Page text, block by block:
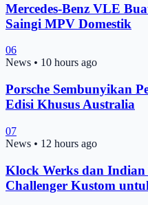
Mercedes-Benz VLE
Saingi MPV Domestik
06
News • 10 hours ago
Porsche Sembunyikan
Edisi Khusus Australia
07
News • 12 hours ago
Klock Werks dan
Challenger Kustom